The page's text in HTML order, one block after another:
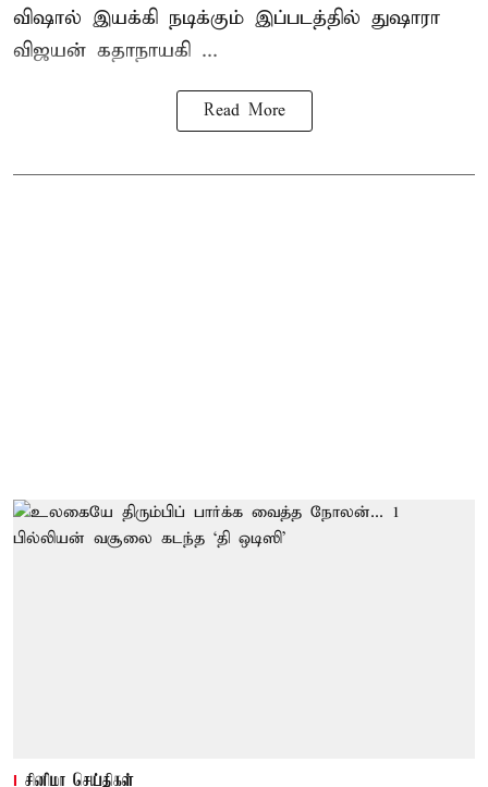
விஷால் இயக்கி நடிக்கும் இப்படத்தில் துஷாரா
விஜயன் கதாநாயகி ...
Read More
சினிமா செய்திகள்